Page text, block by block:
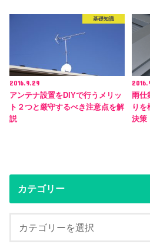
基礎知識
2016.9.29
アンテナ設置をDIYで行うメリッ
ト２つと厳守するべき注意点を解
説
雨仕
りを
決策
カテゴリー